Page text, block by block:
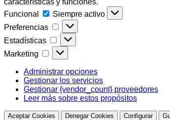
Funcional
Funcional
Siempre activo
Preferencias
Preferencias
Estadísticas Estadísticas
Marketing Marketing
Administrar opciones
Gestionar los servicios
Gestionar {vendor_count} proveedores
Leer más sobre estos propósitos
Aceptar Cookies Denegar Cookies Configurar